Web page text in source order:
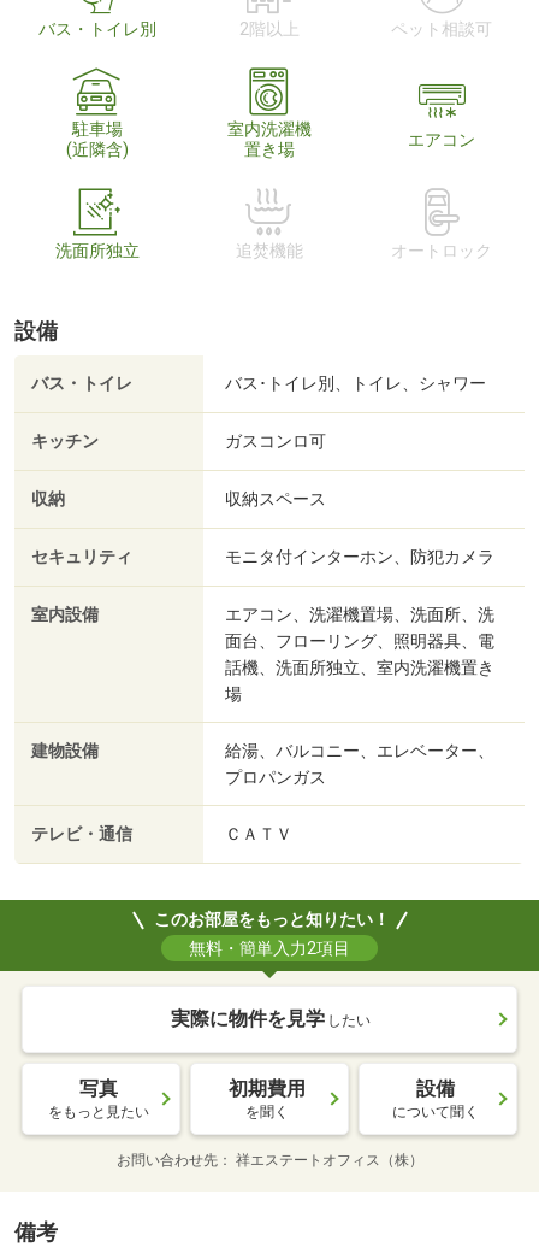
バス・トイレ別 2階以上 ペット相談可
駐車場
(近隣含)
室内洗濯機
置き場
エアコン
洗面所独立 追焚機能 オートロック
設備
バス・トイレ バス･トイレ別、トイレ、シャワー
キッチン ガスコンロ可
収納 収納スペース
セキュリティ モニタ付インターホン、防犯カメラ
室内設備
エアコン、洗濯機置場、洗面所、洗
面台、フローリング、照明器具、電
話機、洗面所独立、室内洗濯機置き
場
建物設備
給湯、バルコニー、エレベーター、
プロパンガス
テレビ・通信 ＣＡＴＶ
このお部屋をもっと知りたい！
無料・簡単入力2項目
実際に物件を見学 したい
写真
をもっと見たい
初期費用
を聞く
設備
について聞く
お問い合わせ先 祥エステートオフィス（株）
備考